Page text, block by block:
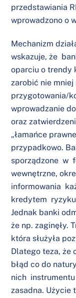
przedstawiania
wprowadzono o
Mechanizm
wskazuje, że
oparciu o trendy
zarobić nie
przygotowania/
wprowadzanie
oraz
„łamańce
przypadkowo.
sporządzone w
wewnętrzne,
informowania
kredytem
Jednak banki
że np. zaginęły.
która służyła
Dlatego teza, że
błąd co do
nich
zasadna. Użycie